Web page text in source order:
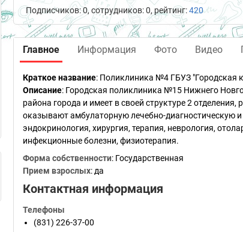
Подписчиков: 0, сотрудников: 0, рейтинг:420
Главное Информация Фото Видео
Краткое название: Поликлиника №4 ГБУЗ "Городская
Описание: Городская поликлиника №15 Нижнего
района города и имеет в своей структуре 2
оказывают амбулаторную лечебно-
эндокринология, хирургия, терапия, неврология,
инфекционные болезни, физиотерапия.
Форма собственности: Государственная
Прием взрослых: да
Контактная информация
Телефоны
(831) 226-37-00